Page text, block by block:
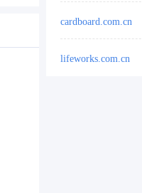
cardboard.com.cn
lifeworks.com.cn